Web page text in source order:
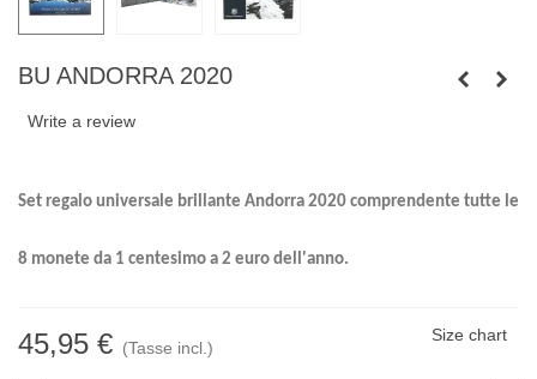
BU ANDORRA 2020
Write a review
Set regalo universale brillante Andorra 2020 comprendente tutte le
8 monete da 1 centesimo a 2 euro dell'anno.
45,95 € (Tasse incl.)
Size chart